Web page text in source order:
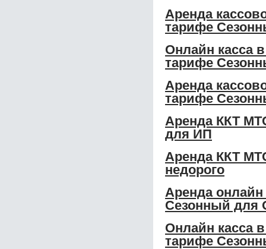
Аренда
тарифе
Онлайн касса
тарифе
Аренда
тарифе
Аренда ККТ
для ИП
Аренда ККТ
недорого
Аренда
Сезонный для
Онлайн касса
тарифе